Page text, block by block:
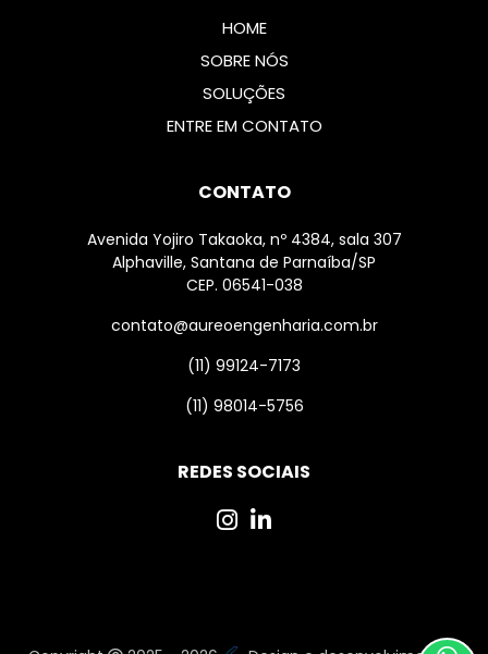
HOME
SOBRE NÓS
SOLUÇÕES
ENTRE EM CONTATO
CONTATO
Avenida Yojiro Takaoka, nº 4384, sala 307
Alphaville, Santana de Parnaíba/SP
CEP. 06541-038
contato@aureoengenharia.com.br
(11) 99124-7173
(11) 98014-5756
REDES SOCIAIS